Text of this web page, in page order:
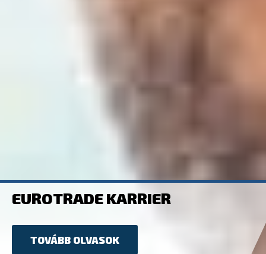
EUROTRADE KARRIER
TOVÁBB OLVASOK